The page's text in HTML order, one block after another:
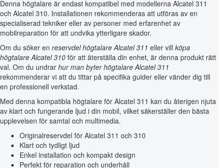
Denna högtalare är endast kompatibel med modellerna Alcatel 311
och Alcatel 310. Installationen rekommenderas att utföras av en
specialiserad tekniker eller av personer med erfarenhet av
mobilreparation för att undvika ytterligare skador.
Om du söker en reservdel högtalare Alcatel 311 eller vill köpa
högtalare Alcatel 310 för att återställa din enhet, är denna produkt rätt
val. Om du undrar hur man byter högtalare Alcatel 311
rekommenderar vi att du tittar på specifika guider eller vänder dig till
en professionell verkstad.
Med denna kompatibla högtalare för Alcatel 311 kan du återigen njuta
av klart och fungerande ljud i din mobil, vilket säkerställer den bästa
upplevelsen för samtal och multimedia.
Originalreservdel för Alcatel 311 och 310
Klart och tydligt ljud
Enkel installation och kompakt design
Perfekt för reparation och underhåll